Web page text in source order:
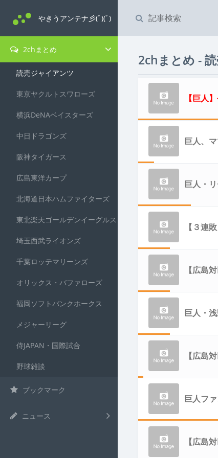
やきうアンテナ彡(ﾟ)(ﾟ)
2chまとめ
読売ジャイアンツ
東京ヤクルトスワローズ
横浜DeNAベイスターズ
中日ドラゴンズ
阪神タイガース
広島東洋カープ
北海道日本ハムファイターズ
東北楽天ゴールデンイーグルス
埼玉西武ライオンズ
千葉ロッテマリーンズ
オリックス・バファローズ
福岡ソフトバンクホークス
メジャーリーグ
侍JAPAN・国際試合
野球雑談
ブックマーク
ニュース
2chまとめ -
【巨人
巨人、
わりは
巨人・
【３連
【広島
巨人・
【広島
点に広
巨人フ
ｗｗｗ
【広島